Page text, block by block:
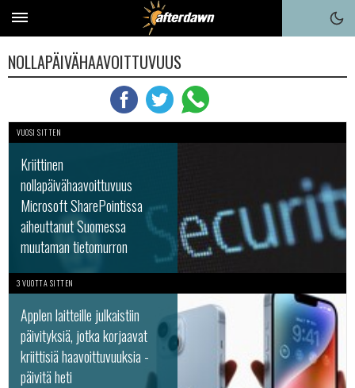
NOLLAPÄIVÄHAAVOITTUVUUS
VUOSI SITTEN
Kriittinen
nollapäivähaavoittuvuus
Microsoft SharePointissa
aiheuttanut Suomessa
muutaman tietomurron
3 VUOTTA SITTEN
Applen laitteille julkaistiin
päivityksiä, jotka korjaavat
kriittisiä haavoittuvuuksia -
päivitä heti